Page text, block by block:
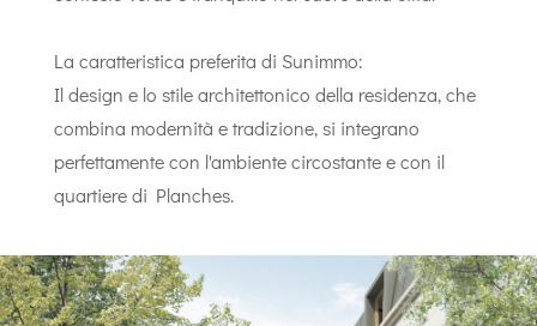
La caratteristica preferita di Sunimmo:
Il design e lo stile architettonico della residenza, che
combina modernità e tradizione, si integrano
perfettamente con l'ambiente circostante e con il
quartiere di Planches.